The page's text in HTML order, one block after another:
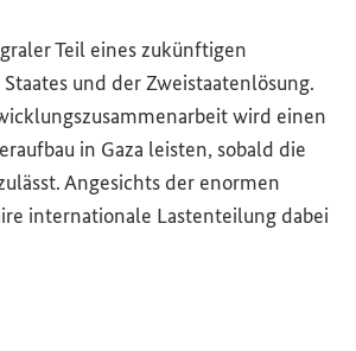
Teil eines zukünftigen
und der Zweistaatenlösung.
wird einen
in Gaza leisten, sobald die
Angesichts der enormen
internationale Lastenteilung dabei